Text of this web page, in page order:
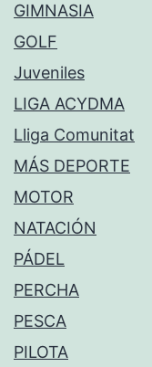
GIMNASIA
GOLF
Juveniles
LIGA ACYDMA
Lliga Comunitat
MÁS DEPORTE
MOTOR
NATACIÓN
PÁDEL
PERCHA
PESCA
PILOTA